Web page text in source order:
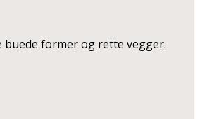
buede former og rette vegger.